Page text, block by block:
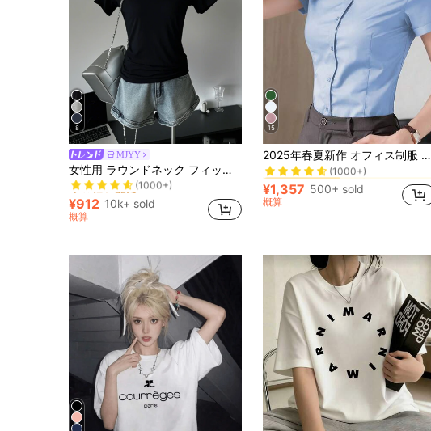
8
MJYY
女性用 ラウンドネック フィッテッド 半袖Tシャツ、アメリカンスタイル、ホワイト、春夏新作カジュアル ブラック
売り切れ間近！
(1000+)
売り切れ間近！
(1000+)
売り切れ間近！
(1000+)
売り切れ間近！
¥912 10k+ sold
概算
15
2025年春夏新作 オフィス制服 レディース ブルー 半袖ブラウス、ビジネス プロフェッショナル アパレル
#1 ベストセラー
に プロ 女性用ビジネスブラウス
(1000+)
#1 ベストセラー
(1000+)
#1 ベストセラー
(1000+)
#1 ベストセラー
¥1,357 500+ sold
概算